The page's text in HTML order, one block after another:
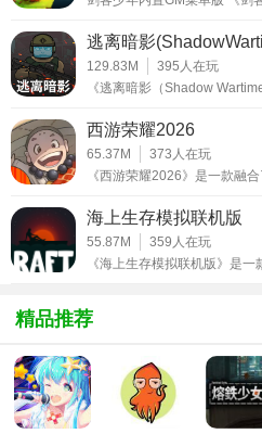
【游戏玩法】
游戏中每个角色所触发剧情都
烧脑的谜题等待玩家探索，更
相互贯通连接，让游戏在体验
【游戏点评】
注意自己的思维意识的锻炼，能
力。
玩家需要做的就是控制着你的角
探索
逃离暗影
129.83M 395 人在玩
《逃离暗影（Shadow
西游荣耀2026
65.37M 373 人在玩
《西游荣耀2026》是一款融
海上生存模拟联机版
55.87M 359 人在玩
《海上生存模拟联机版》是
精品推荐